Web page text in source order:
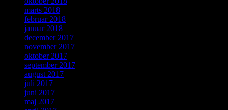
marts 2018
februar 2018
januar 2018
december 2017
november 2017
oktober 2017
september 2017
august 2017
juli 2017
juni 2017
maj 2017